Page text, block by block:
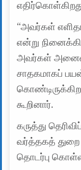
“அவர்கள்
என்று
அவர்கள்
சாதகமாகப்
கூறினார்.
கருத்து
வர்த்தகத் துறை
தொடர்பு